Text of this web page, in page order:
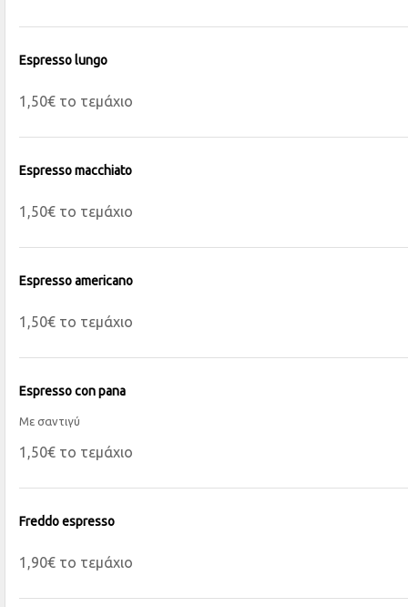
Espresso lungo
1,50€ το τεμάχιο
Espresso macchiato
1,50€ το τεμάχιο
Espresso americano
1,50€ το τεμάχιο
Espresso con pana
Με σαντιγύ
1,50€ το τεμάχιο
Freddo espresso
1,90€ το τεμάχιο